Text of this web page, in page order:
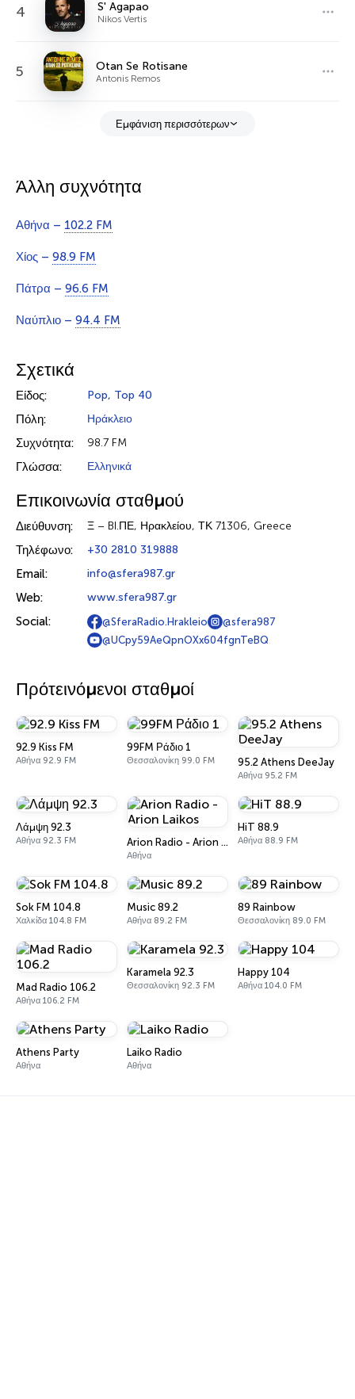
4 S' Agapao
Nikos Vertis
5 Otan Se Rotisane
Antonis Remos
Εμφάνιση περισσότερων
Άλλη συχνότητα
Αθήνα – 102.2 FM
Χίος – 98.9 FM
Πάτρα – 96.6 FM
Ναύπλιο – 94.4 FM
Σχετικά
Είδος: Pop, Top 40
Πόλη: Ηράκλειο
Συχνότητα: 98.7 FM
Γλώσσα: Ελληνικά
Επικοινωνία σταθμού
Διεύθυνση: Ξ – BI.ΠΕ, Ηρακλείου, ΤΚ 71306, Greece
Τηλέφωνο: +30 2810 319888
Email: info@sfera987.gr
Web: www.sfera987.gr
Social: @SferaRadio.Hrakleio
@sfera987
@UCpy59AeQpnOXx604fgnTeBQ
Πρότεινόμενοι σταθμοί
92.9 Kiss FM
Αθήνα 92.9 FM
99FM Ράδιο 1
Θεσσαλονίκη 99.0 FM 95.2 Athens DeeJay
Αθήνα 95.2 FM
Λάμψη 92.3
Αθήνα 92.3 FM Arion Radio - Arion Laikos
Αθήνα
HiT 88.9
Αθήνα 88.9 FM
Sok FM 104.8
Χαλκίδα 104.8 FM
Music 89.2
Αθήνα 89.2 FM
89 Rainbow
Θεσσαλονίκη 89.0 FM
Mad Radio 106.2
Αθήνα 106.2 FM
Karamela 92.3
Θεσσαλονίκη 92.3 FM
Happy 104
Αθήνα 104.0 FM
Athens Party
Αθήνα
Laiko Radio
Αθήνα